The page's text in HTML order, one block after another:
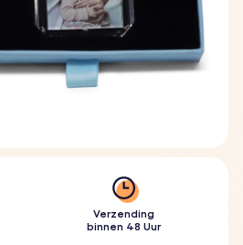
Verzending
binnen 48 Uur